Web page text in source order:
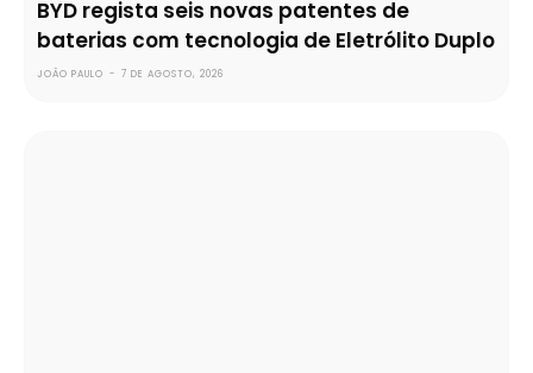
BYD regista seis novas patentes de
baterias com tecnologia de Eletrólito Duplo
JOÃO PAULO - 7 DE AGOSTO, 2026